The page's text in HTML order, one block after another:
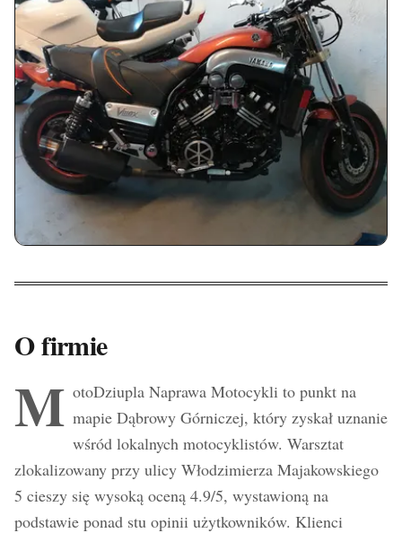
O firmie
M otoDziupla Naprawa Motocykli to punkt na
mapie Dąbrowy Górniczej, który zyskał uznanie
wśród lokalnych motocyklistów. Warsztat
zlokalizowany przy ulicy Włodzimierza Majakowskiego
5 cieszy się wysoką oceną 4.9/5, wystawioną na
podstawie ponad stu opinii użytkowników. Klienci